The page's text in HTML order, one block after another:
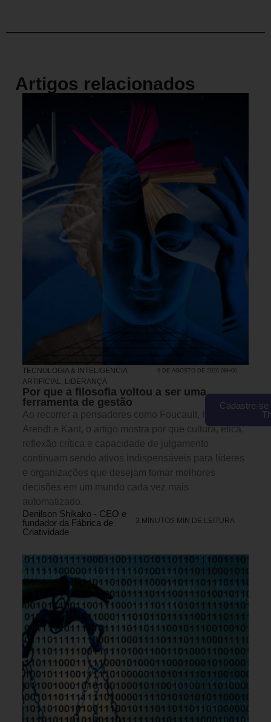
Artigos relacionados
TECNOLOGIA & INTELIGENCIA
ARTIFICIAL
LIDERANÇA
9 DE AGOSTO DE 2026 08H00
Por que a filosofia voltou a ser uma
ferramenta de gestão
Ao recorrer a pensadores como Foucault, Hannah
Arendt e Kant, o artigo mostra por que cultura, ética,
reflexão crítica e capacidade de julgamento
continuam sendo ativos indispensáveis para líderes
e organizações que desejam tomar melhores
decisões em um mundo cada vez mais
automatizado.
Denilson Shikako - CEO e
fundador da Fábrica de
Criatividade
3 MINUTOS MIN DE LEITURA
Cadastre-